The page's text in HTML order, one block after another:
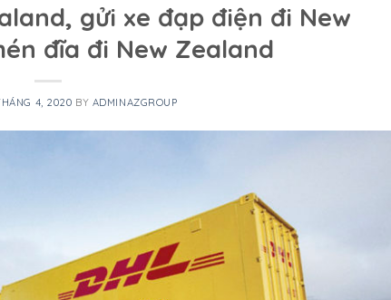
gửi xe đạp điện đi New
đĩa đi New Zealand
4, 2020 BY ADMINAZGROUP